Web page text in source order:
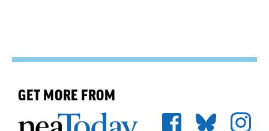
GET MORE FROM